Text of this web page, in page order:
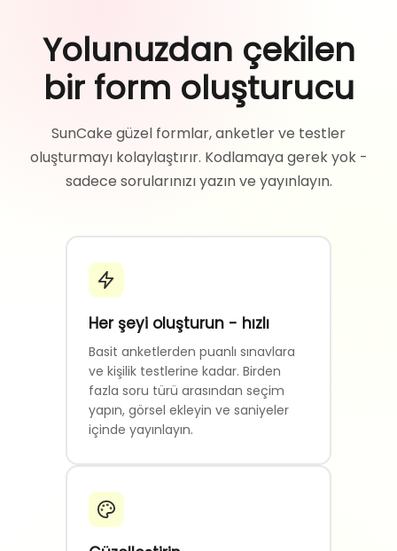
Yolunuzdan çekilen
bir form oluşturucu
SunCake güzel formlar, anketler ve testler
oluşturmayı kolaylaştırır. Kodlamaya gerek yok -
sadece sorularınızı yazın ve yayınlayın.
Her şeyi oluşturun - hızlı
Basit anketlerden puanlı sınavlara
ve kişilik testlerine kadar. Birden
fazla soru türü arasından seçim
yapın, görsel ekleyin ve saniyeler
içinde yayınlayın.